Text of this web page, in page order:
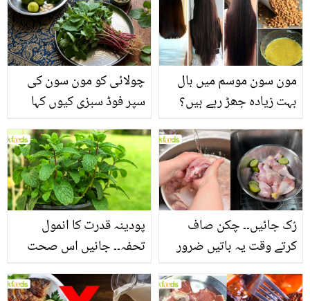
چولائی کو مون سون کی
سپر فوڈ سبزی کیوں کہا
جاتا ہے؟ جانیں وٹامنز،
منرلز اور اینٹی آکسیڈنٹس
سے بھرپور اس سبزی کے
فائدے
مون سون موسم میں بال
بہت زیادہ جھڑ رہے ہیں؟
جانیں بالوں کو مضبوط
بنانے کے چند قدرتی طریقے
پودینہ قدرت کا انمول
تحفہ۔۔ جانیں اس صحت
بخش پتوں کے 10 حیرت
انگیز طبی فوائد
رُک جائیں۔۔ چکن صاف
کرتے وقت یہ باتیں ضرور
یاد رکھیں